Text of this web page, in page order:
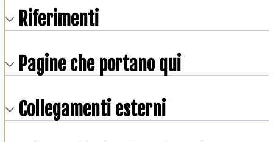
Riferimenti
Pagine che portano qui
Collegamenti esterni